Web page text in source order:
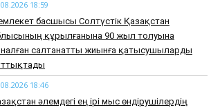
18:59
басшысы Солтүстік Қазақстан
құрылғанына 90 жыл толуына
салтанатты жиынға қатысушыларды
18:46
әлемдегі ең ірі мыс өндірушілердің